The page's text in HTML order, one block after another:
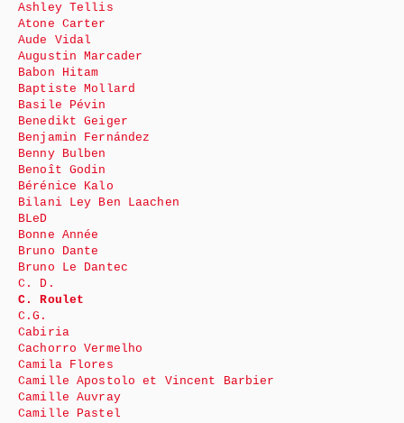
Ashley Tellis
Atone Carter
Aude Vidal
Augustin Marcader
Babon Hitam
Baptiste Mollard
Basile Pévin
Benedikt Geiger
Benjamin Fernández
Benny Bulben
Benoît Godin
Bérénice Kalo
Bilani Ley Ben Laachen
BLeD
Bonne Année
Bruno Dante
Bruno Le Dantec
C. D.
C. Roulet
C.G.
Cabiria
Cachorro Vermelho
Camila Flores
Camille Apostolo et Vincent Barbier
Camille Auvray
Camille Pastel